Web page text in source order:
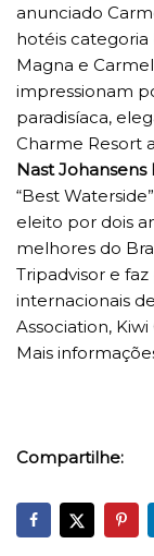
anunciado
hotéis categoria
Magna e
impressionam
paradisíaca,
Charme Resort
Nast Johansens
“Best
eleito por dois
melhores do
Tripadvisor e
internacionais
Association,
Mais
Compartilhe: